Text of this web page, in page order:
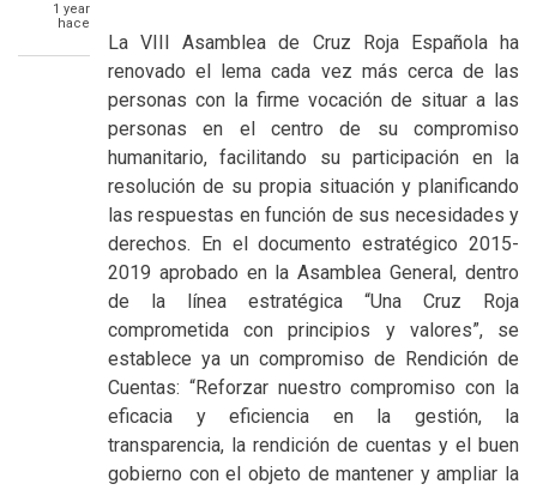
1 year
hace
SummaryText
La VIII Asamblea de Cruz Roja Española ha
renovado el lema cada vez más cerca de las
personas con la firme vocación de situar a las
personas en el centro de su compromiso
humanitario, facilitando su participación en la
resolución de su propia situación y planificando
las respuestas en función de sus necesidades y
derechos. En el documento estratégico 2015-
2019 aprobado en la Asamblea General, dentro
de la línea estratégica “Una Cruz Roja
comprometida con principios y valores”, se
establece ya un compromiso de Rendición de
Cuentas: “Reforzar nuestro compromiso con la
eficacia y eficiencia en la gestión, la
transparencia, la rendición de cuentas y el buen
gobierno con el objeto de mantener y ampliar la